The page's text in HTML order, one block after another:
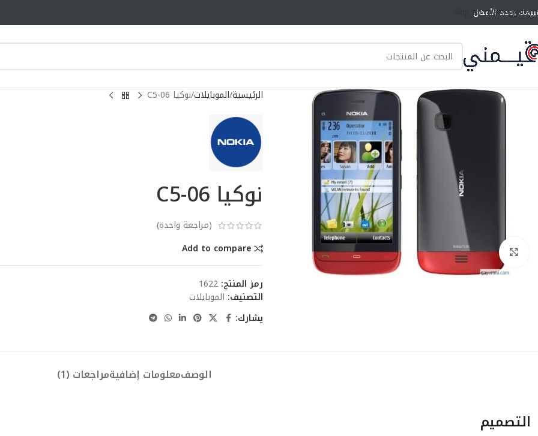
Skip to main content
يحدد الأفضل
انقر للتكبير
الرئيسية الموبايلات نوكيا C5-06
نوكيا C5-06
(مراجعة واحدة)
Add to compare
رمز المنتج: 1622
التصنيف: الموبايلات
يشارك:
الوصفمعلومات إضافيةمراجعات (1)
التصميم